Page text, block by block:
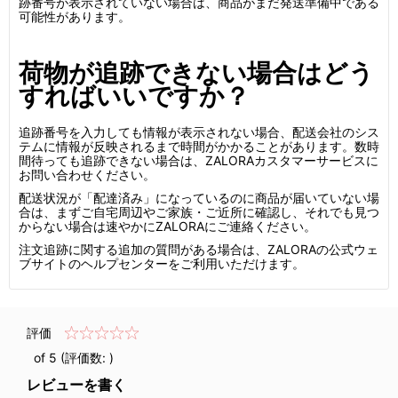
可能性があります。
荷物が追跡できない場合はどう
すればいいですか？
追跡番号を入力しても情報が表示されない場合、配送会社のシス
テムに情報が反映されるまで時間がかかることがあります。数時
間待っても追跡できない場合は、ZALORAカスタマーサービスに
お問い合わせください。
配送状況が「配達済み」になっているのに商品が届いていない場
合は、まずご自宅周辺やご家族・ご近所に確認し、それでも見つ
からない場合は速やかにZALORAにご連絡ください。
注文追跡に関する追加の質問がある場合は、ZALORAの公式ウェ
ブサイトのヘルプセンターをご利用いただけます。
評価
of 5 (評価数: )
レビューを書く